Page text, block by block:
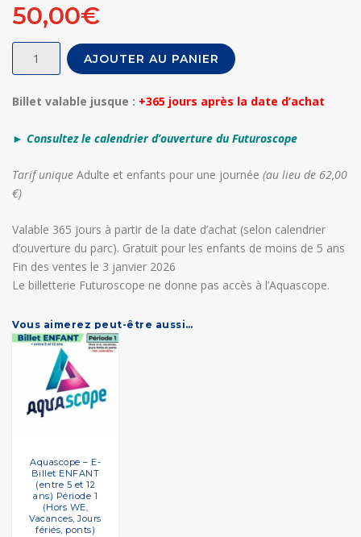
50,00€
de
-
unique
-
E-
AJOUTER AU PANIER
Billet valable jusque : +365 jours après la date d’achat
► Consultez le calendrier d’ouverture du Futuroscope
Tarif unique Adulte et enfants pour une journée (au lieu de 62,00
€)
Valable 365 jours à partir de la date d’achat (selon calendrier
d’ouverture du parc). Gratuit pour les enfants de moins de 5 ans
Fin des ventes le 3 janvier 2026
Le billetterie Futuroscope ne donne pas accès à l’Aquascope.
Vous aimerez peut-être aussi…
Aquascope – E-
Billet ENFANT
(entre 5 et 12
ans) Période 1
(Hors WE,
Vacances, Jours
fériés, ponts)